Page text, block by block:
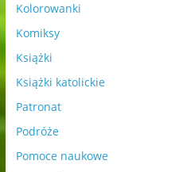
Kolorowanki
Komiksy
Książki
Książki katolickie
Patronat
Podróże
Pomoce naukowe